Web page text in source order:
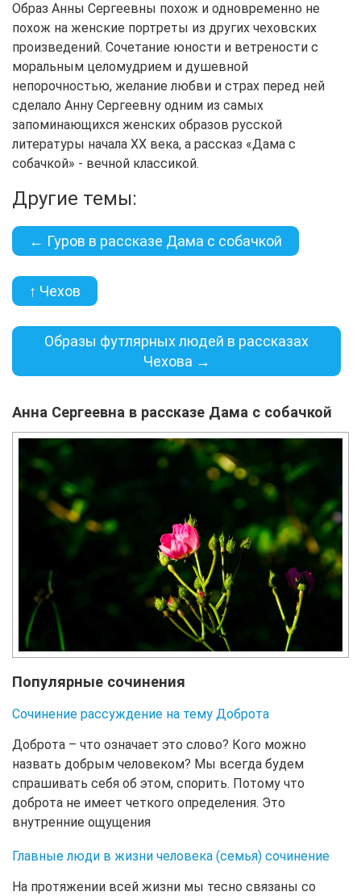
Образ Анны Сергеевны похож и одновременно не
похож на женские портреты из других чеховских
произведений. Сочетание юности и ветрености с
моральным целомудрием и душевной
непорочностью, желание любви и страх перед ней
сделало Анну Сергеевну одним из самых
запоминающихся женских образов русской
литературы начала XX века, а рассказ «Дама с
собачкой» - вечной классикой.
Другие темы:
← Гуров в рассказе Дама с собачкой
↑ Чехов
Образы футлярных людей в рассказах
Чехова →
Анна Сергеевна в рассказе Дама с собачкой
Популярные сочинения
Сочинение рассуждение на тему Доброта
Доброта – что означает это слово? Кого можно
назвать добрым человеком? Мы всегда будем
спрашивать себя об этом, спорить. Потому что
доброта не имеет четкого определения. Это
внутренние ощущения
Главные люди в жизни человека (семья) сочинение
На протяжении всей жизни мы тесно связаны со